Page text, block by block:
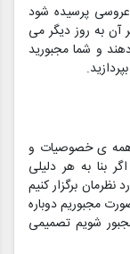
عروسی پرسیده شود
به روز دیگر می
و شما مجبورید
همه ی خصوصیات و
بنا به هر دلیلی
نظرمان برگزار کنیم
مجبوریم دوباره
شویم تصمیمی